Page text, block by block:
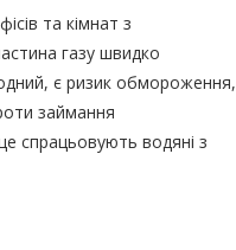
та кімнат з
газу швидко
є ризик обмороження,
займання
спрацьовують водяні з